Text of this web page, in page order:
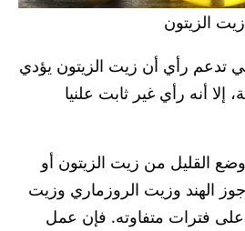
زيت الزيتون
تدعم رأي أن زيت الزيتون يؤدي
إلا أنه رأي غير ثابت علنيا
القليل من زيت الزيتون أو
الهند وزيت الروزماري وزيت
على فترات متفاوته. فإن عمل